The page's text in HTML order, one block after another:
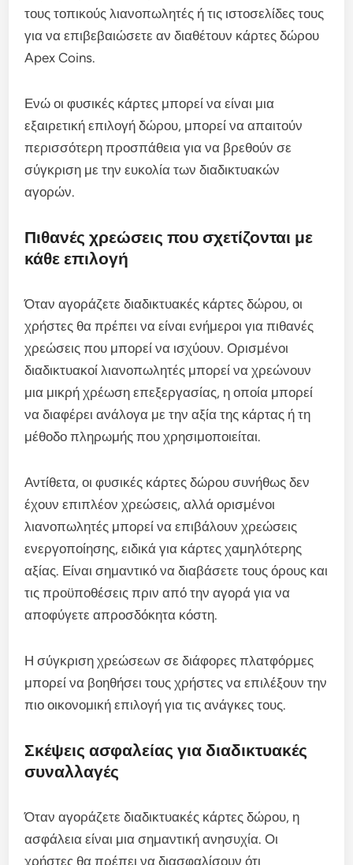
τους τοπικούς λιανοπωλητές ή τις ιστοσελίδες τους
για να επιβεβαιώσετε αν διαθέτουν κάρτες δώρου
Apex Coins.
Ενώ οι φυσικές κάρτες μπορεί να είναι μια
εξαιρετική επιλογή δώρου, μπορεί να απαιτούν
περισσότερη προσπάθεια για να βρεθούν σε
σύγκριση με την ευκολία των διαδικτυακών
αγορών.
Πιθανές χρεώσεις που σχετίζονται με
κάθε επιλογή
Όταν αγοράζετε διαδικτυακές κάρτες δώρου, οι
χρήστες θα πρέπει να είναι ενήμεροι για πιθανές
χρεώσεις που μπορεί να ισχύουν. Ορισμένοι
διαδικτυακοί λιανοπωλητές μπορεί να χρεώνουν
μια μικρή χρέωση επεξεργασίας, η οποία μπορεί
να διαφέρει ανάλογα με την αξία της κάρτας ή τη
μέθοδο πληρωμής που χρησιμοποιείται.
Αντίθετα, οι φυσικές κάρτες δώρου συνήθως δεν
έχουν επιπλέον χρεώσεις, αλλά ορισμένοι
λιανοπωλητές μπορεί να επιβάλουν χρεώσεις
ενεργοποίησης, ειδικά για κάρτες χαμηλότερης
αξίας. Είναι σημαντικό να διαβάσετε τους όρους και
τις προϋποθέσεις πριν από την αγορά για να
αποφύγετε απροσδόκητα κόστη.
Η σύγκριση χρεώσεων σε διάφορες πλατφόρμες
μπορεί να βοηθήσει τους χρήστες να επιλέξουν την
πιο οικονομική επιλογή για τις ανάγκες τους.
Σκέψεις ασφαλείας για διαδικτυακές
συναλλαγές
Όταν αγοράζετε διαδικτυακές κάρτες δώρου, η
ασφάλεια είναι μια σημαντική ανησυχία. Οι
χρήστες θα πρέπει να διασφαλίσουν ότι